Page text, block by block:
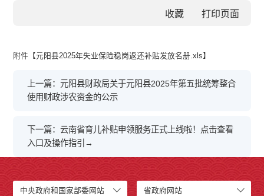
收藏
附件【元阳县2025年失业保险稳岗返还补贴发放名册.xls】
上一篇：元阳县财政局关于元阳县2025年第五批统筹整合
使用财政涉农资金的公示
下一篇：云南省育儿补贴申领服务正式上线啦！点击查看
入口及操作指引→
中央政府和国家部委网站 省政府网站